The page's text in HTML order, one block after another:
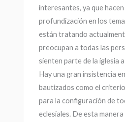
interesantes, ya que
profundización en los
están tratando
preocupan a todas las
sienten parte de la iglesia
Hay una gran insistencia
bautizados como el
para la configuración de
eclesiales. De esta